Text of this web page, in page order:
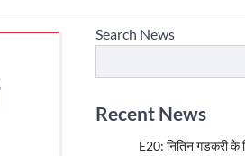
Search News
Recent News
E20: नितिन गडकरी के